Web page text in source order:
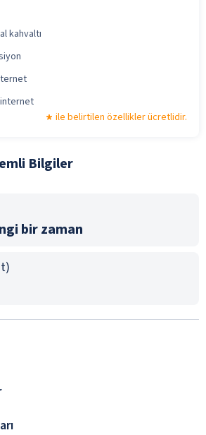
kahvaltı
ile belirtilen özellikler ücretlidir.
Bilgiler
bir zaman